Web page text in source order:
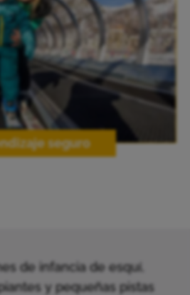
seguro
de infancia de esquí,
y pequeñas pistas